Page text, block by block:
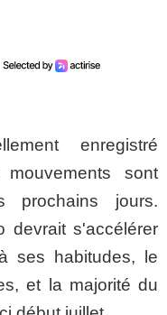
enregistré
mouvements sont
prochains jours.
devrait s'accélérer
ses habitudes, le
et la majorité du